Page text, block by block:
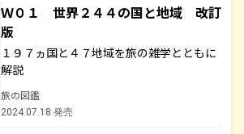
Ｗ０１ 世界２４４の国と地域 改訂
版
１９７ヵ国と４７地域を旅の雑学とともに
解説
旅の図鑑
2024.07.18 発売